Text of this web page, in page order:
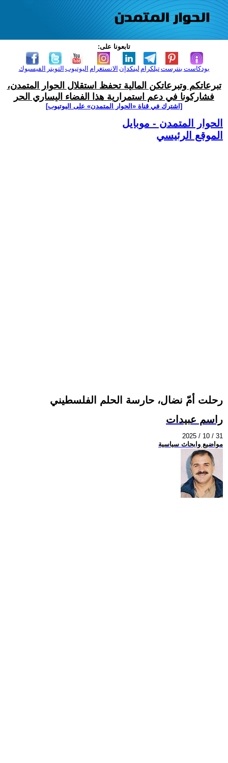
تابعونا على:
الفيسبوك التويتر اليوتيوب الانستغرام لينكدإن تيلكرامبنترست بودكاست
تبرعاتكم وتبرعاتكن المالية تحفظ استقلال الحوار المتمدن،
فشاركونا في دعم استمرارية هذا الفضاء اليساري الحر
[اشترك في قناة ‫«الحوار المتمدن» على اليوتيوب]
الحوار المتمدن - موبايل
الموقع الرئيسي
رحلت أمّ نضال، حارسة الحلم الفلسطيني
راسم عبيدات
2025 / 10 / 31
مواضيع وابحاث سياسية